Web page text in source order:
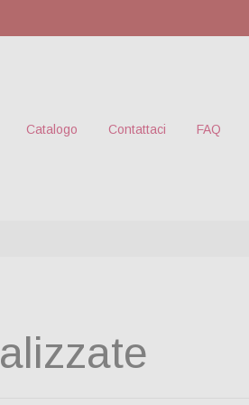
Catalogo Contattaci FAQ